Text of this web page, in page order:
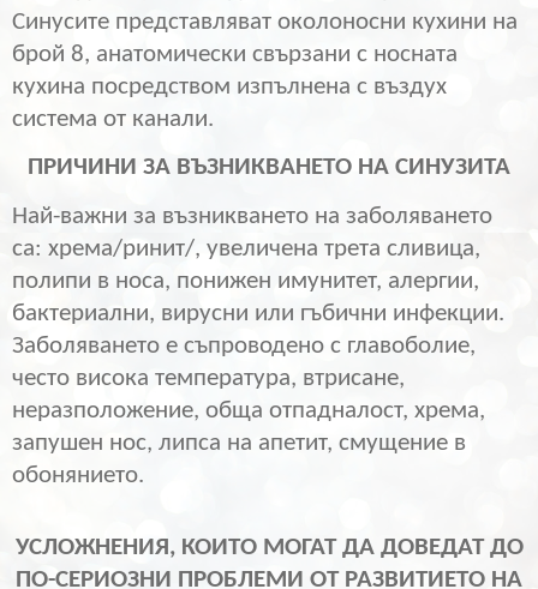
Синусите представляват околоносни кухини на
брой 8, анатомически свързани с носната
кухина посредством изпълнена с въздух
система от канали.
ПРИЧИНИ ЗА ВЪЗНИКВАНЕТО НА СИНУЗИТА
Най-важни за възникването на заболяването
са: хрема/ринит/, увеличена трета сливица,
полипи в носа, понижен имунитет, алергии,
бактериални, вирусни или гъбични инфекции.
Заболяването е съпроводено с главоболие,
често висока температура, втрисане,
неразположение, обща отпадналост, хрема,
запушен нос, липса на апетит, смущение в
обонянието.
УСЛОЖНЕНИЯ, КОИТО МОГАТ ДА ДОВЕДАТ ДО
ПО-СЕРИОЗНИ ПРОБЛЕМИ ОТ РАЗВИТИЕТО НА